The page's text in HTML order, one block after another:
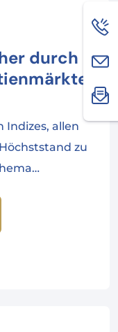
durch
Indizes, allen
zu